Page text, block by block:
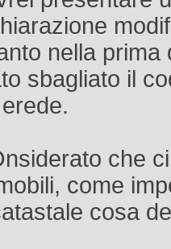
nella prima
sbagliato il
che
come
cosa